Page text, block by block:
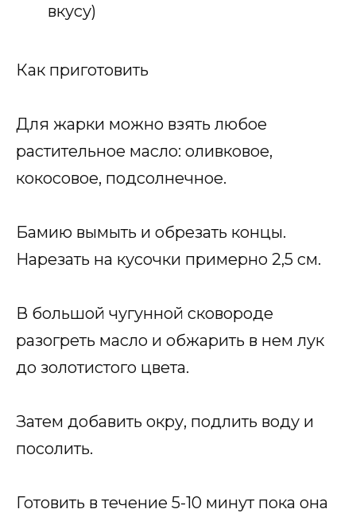
вкусу)
Как приготовить
Для жарки можно взять любое
растительное масло: оливковое,
кокосовое, подсолнечное.
Бамию вымыть и обрезать концы.
Нарезать на кусочки примерно 2,5 см.
В большой чугунной сковороде
разогреть масло и обжарить в нем лук
до золотистого цвета.
Затем добавить окру, подлить воду и
посолить.
Готовить в течение 5-10 минут пока она